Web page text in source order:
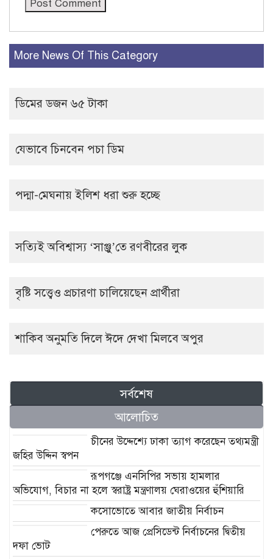
More News Of This Category
ডিমের ডজন ৬৫ টাকা
যেভাবে চিনবেন পচা ডিম
পদ্মা-মেঘনায় ইলিশ ধরা শুরু হচ্ছে
সত্যিই অবিশ্বাস্য ‘সাঞ্জু’তে রণবীরের লুক
বৃষ্টি সত্ত্বেও প্রচারণা চালিয়েছেন প্রার্থীরা
শাকিব অনুমতি দিলে ঈদে দেখা মিলবে অপুর
সর্বশেষ
আলোচিত
চীনের উদ্দেশ্যে ঢাকা ত্যাগ করেছেন তথ্যমন্ত্রী
জহির উদ্দিন স্বপন
রূপগঞ্জে এনসিপির সভায় হামলার
অভিযোগ, বিচার না হলে স্বরাষ্ট্র মন্ত্রণালয় ঘেরাওয়ের হুঁশিয়ারি
কসোভোতে আবার জাতীয় নির্বাচন
পেরুতে আজ প্রেসিডেন্ট নির্বাচনের দ্বিতীয়
দফা ভোট